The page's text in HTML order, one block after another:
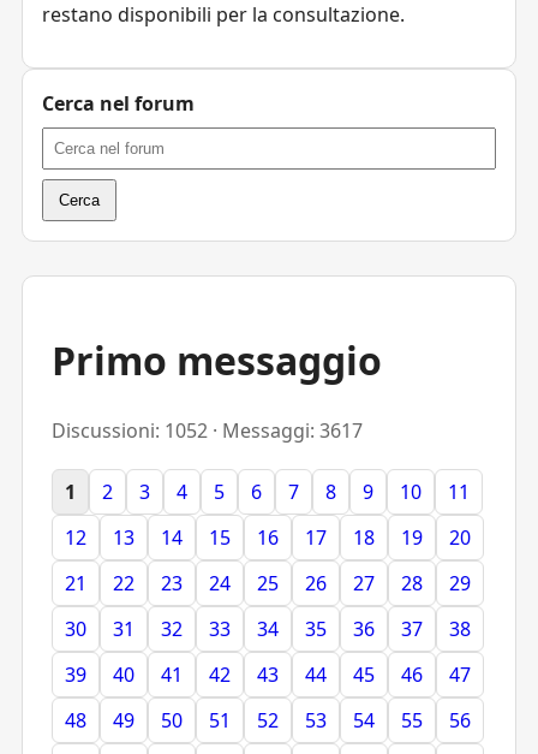
Primo messaggio
Discussioni: 1052 · Messaggi: 3617
1 2 3 4 5 6 7 8 9 10
11
12
13 14 15 16 17 18 19
20
21
22 23 24 25 26 27 28
29
30
31 32 33 34 35 36 37
38
39
40 41 42 43 44 45 46
47
48
49 50 51 52 53 54 55
56
restano disponibili per la consultazione.
Cerca nel forum
Cerca